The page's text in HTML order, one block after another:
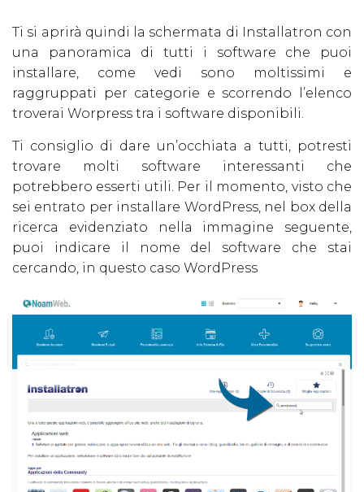
Ti si aprirà quindi la schermata di Installatron con
una panoramica di tutti i software che puoi
installare, come vedi sono moltissimi e
raggruppati per categorie e scorrendo l’elenco
troverai Worpress tra i software disponibili.
Ti consiglio di dare un’occhiata a tutti, potresti
trovare molti software interessanti che
potrebbero esserti utili. Per il momento, visto che
sei entrato per installare WordPress, nel box della
ricerca evidenziato nella immagine seguente,
puoi indicare il nome del software che stai
cercando, in questo caso WordPress